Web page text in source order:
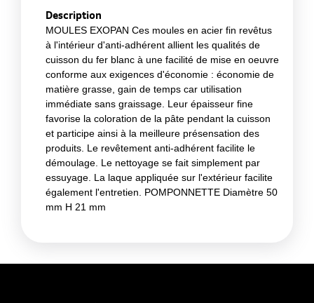
Description
MOULES EXOPAN Ces moules en acier fin revêtus
à l'intérieur d'anti-adhérent allient les qualités de
cuisson du fer blanc à une facilité de mise en oeuvre
conforme aux exigences d'économie : économie de
matière grasse, gain de temps car utilisation
immédiate sans graissage. Leur épaisseur fine
favorise la coloration de la pâte pendant la cuisson
et participe ainsi à la meilleure présensation des
produits. Le revêtement anti-adhérent facilite le
démoulage. Le nettoyage se fait simplement par
essuyage. La laque appliquée sur l'extérieur facilite
également l'entretien. POMPONNETTE Diamètre 50
mm H 21 mm